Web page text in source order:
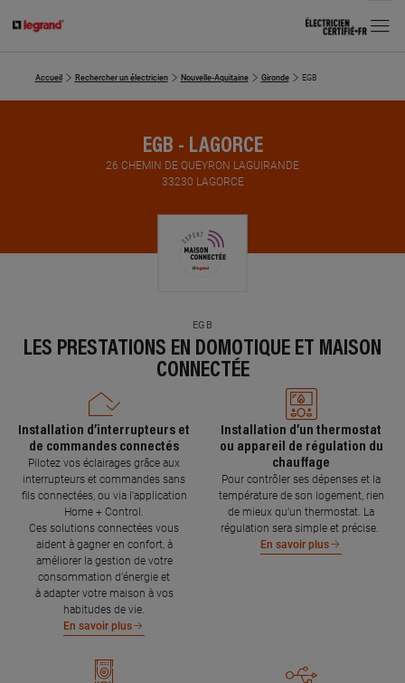
MENU
Accueil Rechercher un électricien Nouvelle-Aquitaine Gironde EGB
EGB - LAGORCE
26 CHEMIN DE QUEYRON LAGUIRANDE
33230 LAGORCE
EGB
LES PRESTATIONS EN DOMOTIQUE ET MAISON
CONNECTÉE
Installation d’interrupteurs et
de commandes connectés
Pilotez vos éclairages grâce aux
interrupteurs et commandes sans
fils connectées, ou via l'application
Home + Control.
Ces solutions connectées vous
aident à gagner en confort, à
améliorer la gestion de votre
consommation d’énergie et
à adapter votre maison à vos
habitudes de vie.
En savoir plus
Installation d’un thermostat
ou appareil de régulation du
chauffage
Pour contrôler ses dépenses et la
température de son logement, rien
de mieux qu’un thermostat. La
régulation sera simple et précise.
En savoir plus